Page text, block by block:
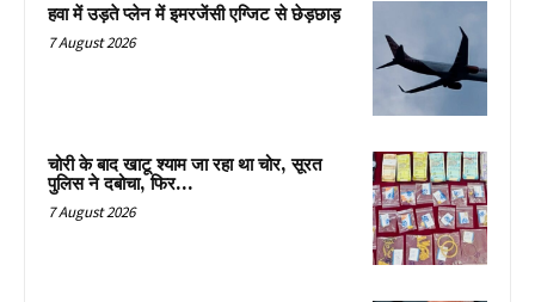
हवा में उड़ते प्लेन में इमरजेंसी एग्जिट से छेड़छाड़
7 August 2026
चोरी के बाद खाटू श्याम जा रहा था चोर, सूरत
पुलिस ने दबोचा, फिर…
7 August 2026